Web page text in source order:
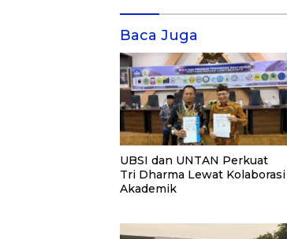
Baca Juga
UBSI dan UNTAN Perkuat
Tri Dharma Lewat Kolaborasi
Akademik